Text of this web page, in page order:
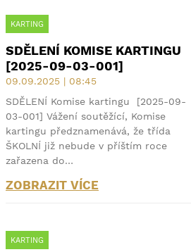
KARTING
SDĚLENÍ KOMISE KARTINGU
[2025-09-03-001]
09.09.2025 | 08:45
SDĚLENÍ Komise kartingu [2025-09-
03-001] Vážení soutěžící, Komise
kartingu předznamenává, že třída
ŠKOLNÍ již nebude v příštím roce
zařazena do…
ZOBRAZIT VÍCE
KARTING